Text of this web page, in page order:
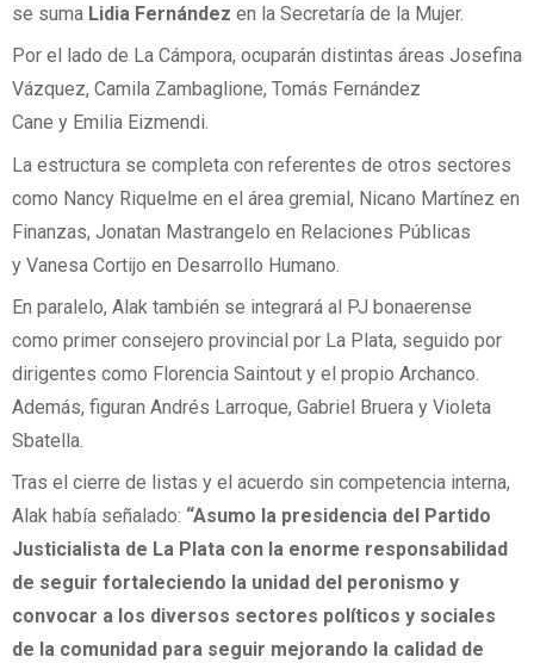
se suma Lidia Fernández en la Secretaría de la Mujer.
Por el lado de La Cámpora, ocuparán distintas áreas Josefina
Vázquez, Camila Zambaglione, Tomás Fernández
Cane y Emilia Eizmendi.
La estructura se completa con referentes de otros sectores
como Nancy Riquelme en el área gremial, Nicano Martínez en
Finanzas, Jonatan Mastrangelo en Relaciones Públicas
y Vanesa Cortijo en Desarrollo Humano.
En paralelo, Alak también se integrará al PJ bonaerense
como primer consejero provincial por La Plata, seguido por
dirigentes como Florencia Saintout y el propio Archanco.
Además, figuran Andrés Larroque, Gabriel Bruera y Violeta
Sbatella.
Tras el cierre de listas y el acuerdo sin competencia interna,
Alak había señalado: “Asumo la presidencia del Partido
Justicialista de La Plata con la enorme responsabilidad
de seguir fortaleciendo la unidad del peronismo y
convocar a los diversos sectores políticos y sociales
de la comunidad para seguir mejorando la calidad de